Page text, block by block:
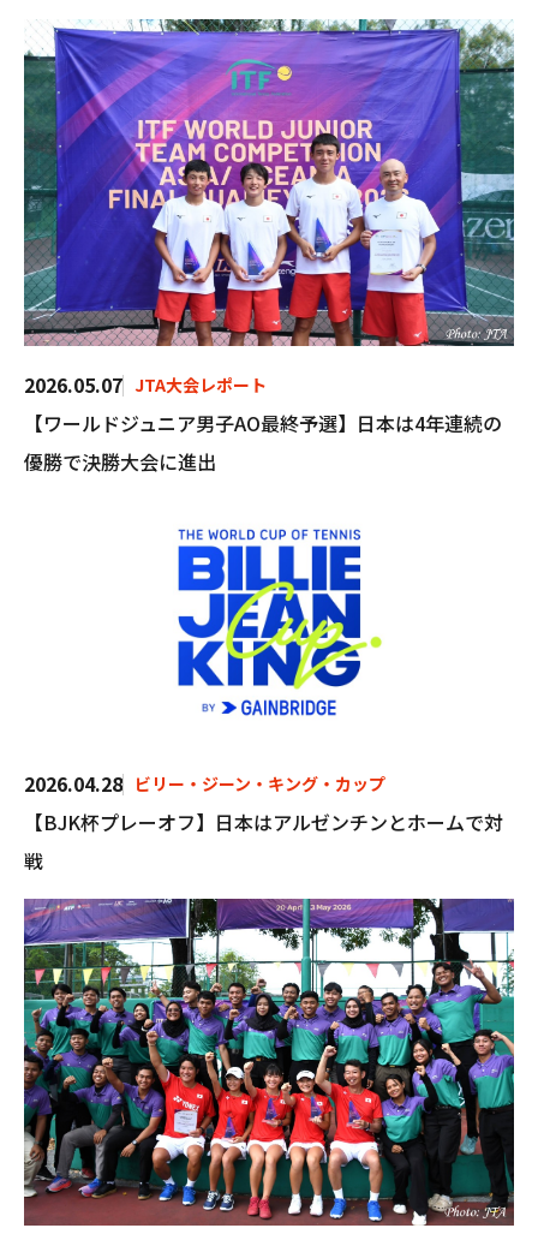
2026.05.07 JTA大会レポート
【ワールドジュニア男子AO最終予選】日本は4年連続の
優勝で決勝大会に進出
2026.04.28 ビリー・ジーン・キング・カップ
【BJK杯プレーオフ】日本はアルゼンチンとホームで対
戦